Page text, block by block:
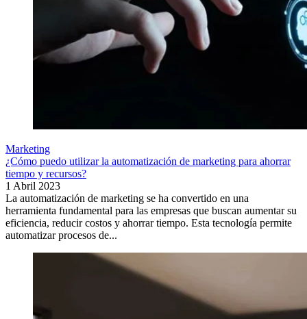
Marketing
¿Cómo puedo utilizar la automatización de marketing para ahorrar
tiempo y recursos?
1 Abril 2023
La automatización de marketing se ha convertido en una
herramienta fundamental para las empresas que buscan aumentar su
eficiencia, reducir costos y ahorrar tiempo. Esta tecnología permite
automatizar procesos de...